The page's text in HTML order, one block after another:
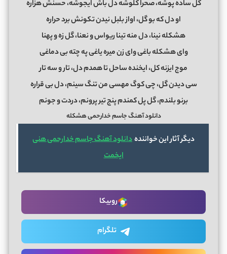
گل ساده پوشه، صحرا کلوشه دل باش ایجوشه، حسنش هزاره
او دل که بو گل، اواز بلبل نیدن تکونش برد حراره
هشکله نینا، دل منه تینا ریواس و نعنا، گل زه و پهنا
وای هشکله باغى وای زن میره یاغى په چته بى دماغى
موج ایزنه کل، ایخنده ساحل تا همدم دل، تار و سه تار
سى دیدن گل، چى کوگ مهسى من تنگ سینم، دل بى قراره
برنو بلندم، گل پل کمندم پنج تیر پرونم، دردت و جونم
دانلود آهنگ جاسم خدارحمی هشکله
دیگر آثار این خوانندهدانلود آهنگ جاسم خدارحمی هنی
ایخمت
روبیکا
تلگرام